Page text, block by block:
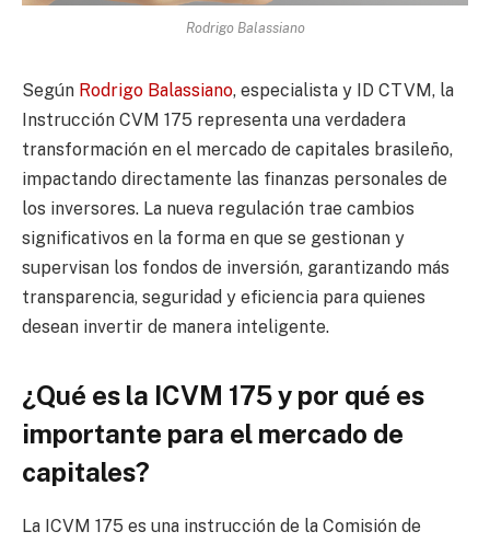
Rodrigo Balassiano
Según Rodrigo Balassiano, especialista y ID CTVM, la
Instrucción CVM 175 representa una verdadera
transformación en el mercado de capitales brasileño,
impactando directamente las finanzas personales de
los inversores. La nueva regulación trae cambios
significativos en la forma en que se gestionan y
supervisan los fondos de inversión, garantizando más
transparencia, seguridad y eficiencia para quienes
desean invertir de manera inteligente.
¿Qué es la ICVM 175 y por qué es
importante para el mercado de
capitales?
La ICVM 175 es una instrucción de la Comisión de